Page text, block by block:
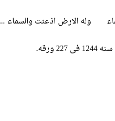
وله الارض اذعنت والسماء